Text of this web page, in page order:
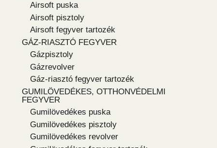
Airsoft puska
Airsoft pisztoly
Airsoft fegyver tartozék
GÁZ-RIASZTÓ FEGYVER
Gázpisztoly
Gázrevolver
Gáz-riasztó fegyver tartozék
GUMILÖVEDÉKES, OTTHONVÉDELMI
FEGYVER
Gumilövedékes puska
Gumilövedékes pisztoly
Gumilövedékes revolver